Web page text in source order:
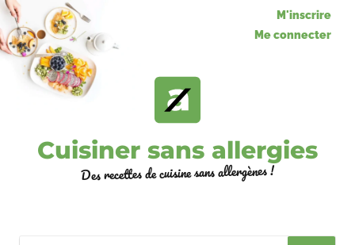
M'inscrire
Me connecter
Cuisiner sans allergies
Des recettes de cuisine sans allergènes !